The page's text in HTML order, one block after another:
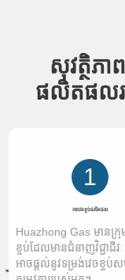
សុវត្ថិភា
ផលិតផលរ
1
ការវេចខ្ចប់ផលិតផល
Huazhong Gas មានក្
ខ្ចប់ដែលមានជំនាញវិជ្ជាជីវ
អាចផ្តល់នូវទម្រង់វេចខ្ចប់ស